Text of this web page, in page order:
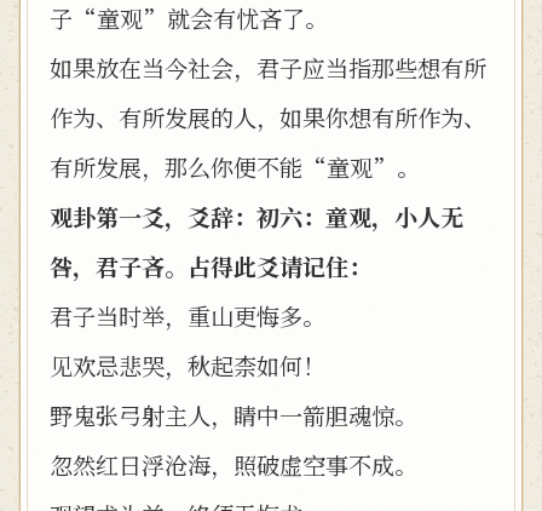
子“童观”就会有忧吝了。
如果放在当今社会，君子应当指那些想有所
作为、有所发展的人，如果你想有所作为、
有所发展，那么你便不能“童观”。
观卦第一爻，爻辞：初六：童观，小人无
咎，君子吝。占得此爻请记住：
君子当时举，重山更悔多。
见欢忌悲哭，秋起柰如何！
野鬼张弓射主人，睛中一箭胆魂惊。
忽然红日浮沧海，照破虚空事不成。